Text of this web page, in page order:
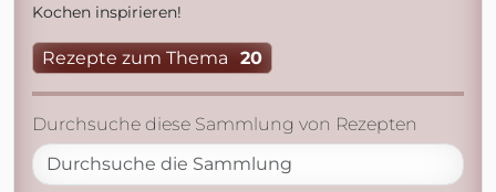
Kochen inspirieren!
Rezepte zum Thema 20
Durchsuche diese Sammlung von Rezepten